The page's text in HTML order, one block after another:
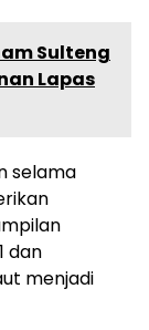
Sulteng
Lapas
selama
dan
menjadi